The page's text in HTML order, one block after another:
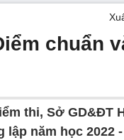
chuẩn
thi, Sở GD&ĐT
năm học 2022 -